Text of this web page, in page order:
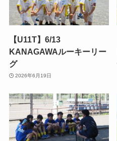
【U11T】6/13
KANAGAWAルーキーリー
グ
2026年6月19日